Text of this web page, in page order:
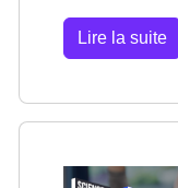
Lire la suite